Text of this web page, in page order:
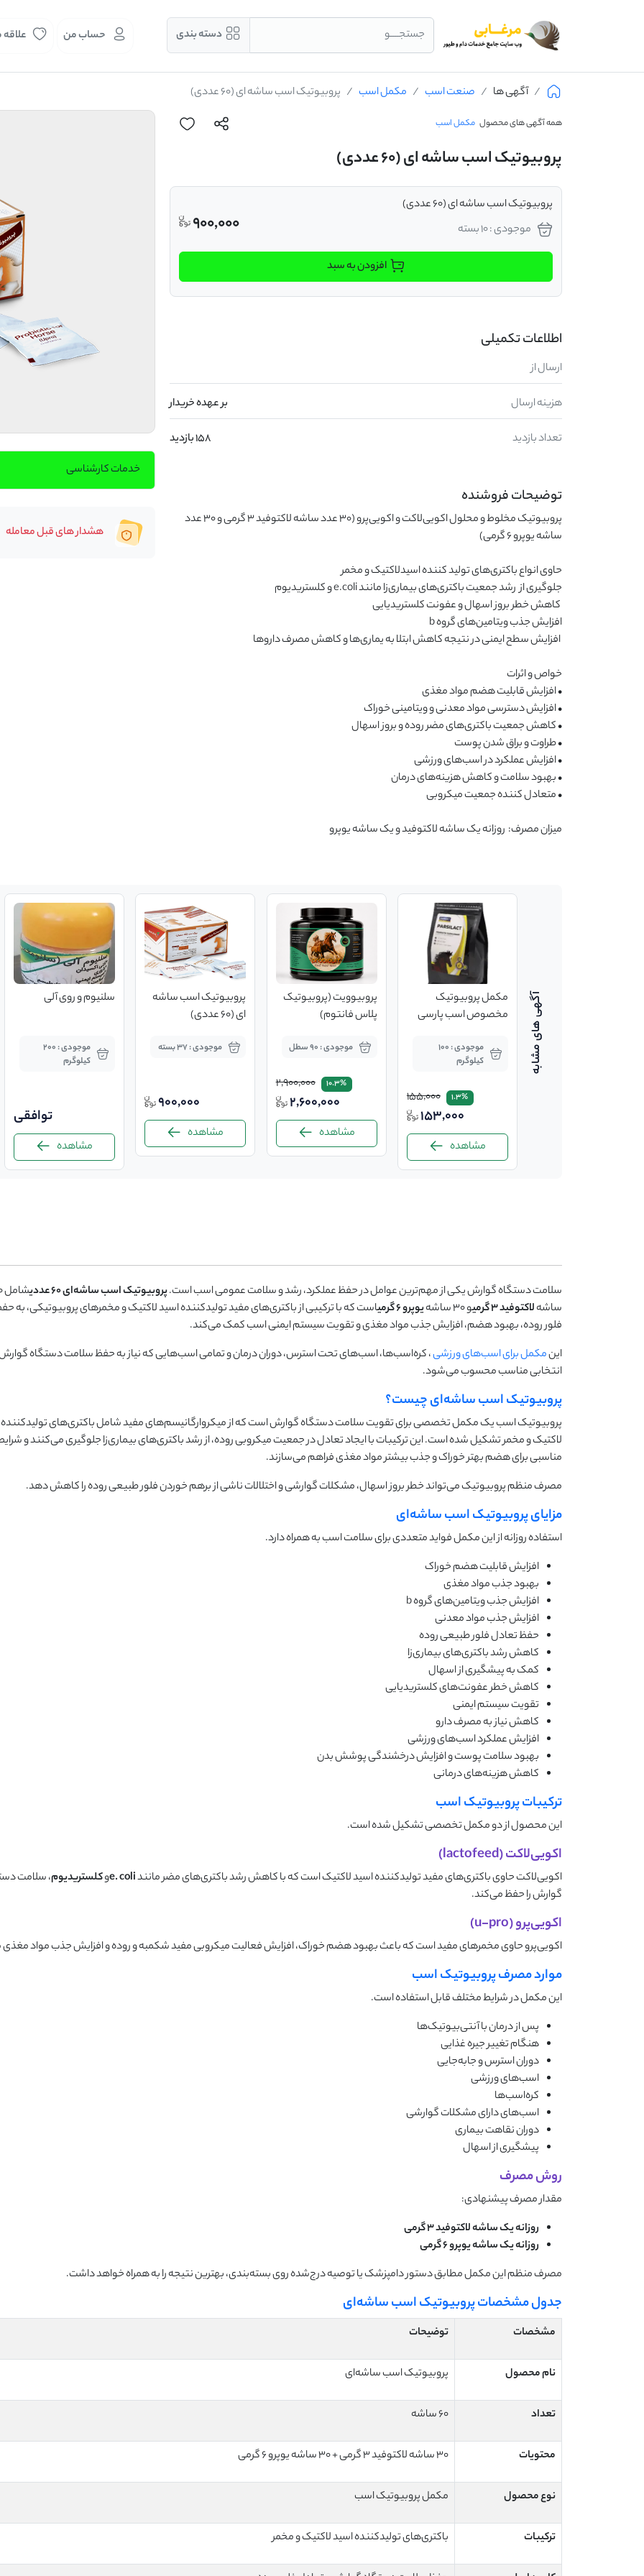
جستجــــو دسته بندی حساب من
آگهی ها صنعت اسب مکمل اسب پروبیوتیک اسب ساشه ای (60 عددی)
همه آگهی های محصول مکمل اسب
پروبیوتیک اسب ساشه ای (60 عددی)
پروبیوتیک اسب ساشه ای (60 عددی)
موجودی : 10 بسته
900,000
افزودن به سبد
اطلاعات تکمیلی
ارسال از
هزینه ارسال بر عهده خریدار
تعداد بازدید 158 بازدید
توضیحات فروشنده
میزان مصرف:  روزانه یک ساشه لاکتوفید و یک ساشه یوپرو
خدمات کارشناسی
هشدار های قبل معامله
مکمل پروبیوتیک
مخصوص اسب پارسی
موجودی : 100
کیلوگرم
1.3%
155,000
153,000
مشاهده
پروبیوویت (پروبیوتیک
پلاس فانتوم)
موجودی : 90 سطل
10.3%
2,900,000
2,600,000
مشاهده
پروبیوتیک اسب ساشه
ای (60 عددی)
موجودی : 37 بسته
900,000
مشاهده
سلنیوم و روی آلی
موجودی : 200
کیلوگرم
توافقی
مشاهده
سلامت دستگاه گوارش یکی از مهم‌ترین عوامل در حفظ عملکرد، رشد و سلامت عمومی اسب است.پروبیوتیک اسب ساشه‌ای۶۰عددی
ساشهلاکتوفید۳گرمیو ۳۰ ساشه یوپرو۶گرمیاست که با ترکیبی از باکتری‌های مفید تولیدکننده اسید لاکتیک و مخمرهای پروبیوتیکی، به
فلور روده، بهبود هضم، افزایش جذب مواد مغذی و تقویت سیستم ایمنی اسب کمک می‌کند.
اینمکمل برای اسب‌های ورزشی، کره‌اسب‌ها، اسب‌های تحت استرس، دوران درمان و تمامی اسب‌هایی که نیاز به حفظ سلامت دستگاه گوارش
انتخابی مناسب محسوب می‌شود.
پروبیوتیک اسب ساشه‌ای چیست؟
پروبیوتیک اسب یک مکمل تخصصی برای تقویت سلامت دستگاه گوارش است که از میکروارگانیسم‌های مفید شامل باکتری‌های
لاکتیک و مخمر تشکیل شده است. این ترکیبات با ایجاد تعادل در جمعیت میکروبی روده، از رشد باکتری‌های بیماری‌زا جلوگیری می‌کنند و
مناسبی برای هضم بهتر خوراک و جذب بیشتر مواد مغذی فراهم می‌سازند.
مصرف منظم پروبیوتیک می‌تواند خطر بروز اسهال، مشکلات گوارشی و اختلالات ناشی از برهم خوردن فلور طبیعی روده را کاهش دهد.
مزایای پروبیوتیک اسب ساشه‌ای
استفاده روزانه از این مکمل فواید متعددی برای سلامت اسب به همراه دارد.
افزایش قابلیت هضم خوراک
بهبود جذب مواد مغذی
افزایش جذب ویتامین‌های گروه b
افزایش جذب مواد معدنی
حفظ تعادل فلور طبیعی روده
کاهش رشد باکتری‌های بیماری‌زا
کمک به پیشگیری از اسهال
کاهش خطر عفونت‌های کلستریدیایی
تقویت سیستم ایمنی
کاهش نیاز به مصرف دارو
افزایش عملکرد اسب‌های ورزشی
بهبود سلامت پوست و افزایش درخشندگی پوشش بدن
کاهش هزینه‌های درمانی
ترکیبات پروبیوتیک اسب
این محصول از دو مکمل تخصصی تشکیل شده است.
اکویی‌لاکت (lactofeed)
اکویی‌لاکت حاوی باکتری‌های مفید تولیدکننده اسید لاکتیک است که با کاهش رشد باکتری‌های مضر مانندe. coliوکلستریدیوم، سلامت
گوارش را حفظ می‌کند.
اکویی‌پرو (u-pro)
اکویی‌پرو حاوی مخمرهای مفید است که باعث بهبود هضم خوراک، افزایش فعالیت میکروبی مفید شکمبه و روده و افزایش جذب مواد
موارد مصرف پروبیوتیک اسب
این مکمل در شرایط مختلف قابل استفاده است.
پس از درمان با آنتی‌بیوتیک‌ها
هنگام تغییر جیره غذایی
دوران استرس و جابه‌جایی
اسب‌های ورزشی
کره‌اسب‌ها
اسب‌های دارای مشکلات گوارشی
دوران نقاهت بیماری
پیشگیری از اسهال
روش مصرف
مقدار مصرف پیشنهادی:
روزانه یک ساشه لاکتوفید۳گرمی
روزانه یک ساشه یوپرو۶گرمی
مصرف منظم این مکمل مطابق دستور دامپزشک یا توصیه درج‌شده روی بسته‌بندی، بهترین نتیجه را به همراه خواهد داشت.
جدول مشخصات پروبیوتیک اسب ساشه‌ای
مشخصات توضیحات
نام محصول پروبیوتیک اسب ساشه‌ای
تعداد ۶۰ ساشه
محتویات ۳۰ ساشه لاکتوفید ۳ گرمی + ۳۰ ساشه یوپرو ۶ گرمی
نوع محصول مکمل پروبیوتیک اسب
ترکیبات باکتری‌های تولیدکننده اسید لاکتیک و مخمر